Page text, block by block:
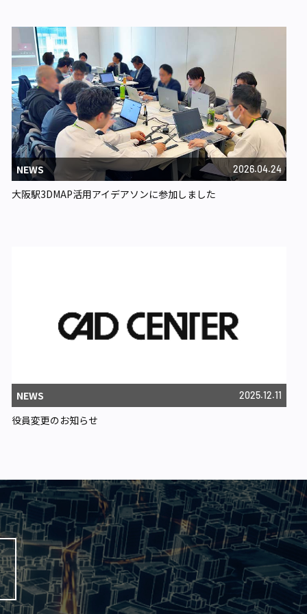
NEWS 2026.04.24
大阪駅3DMAP活用アイデアソンに参加しました
NEWS 2025.12.11
役員変更のお知らせ